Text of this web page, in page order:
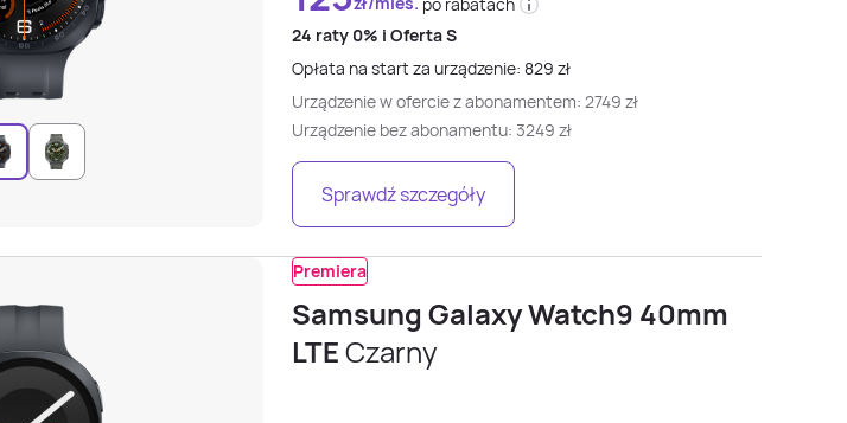
24 raty 0% i Oferta S
Opłata na start za urządzenie: 829 zł
Urządzenie w ofercie z abonamentem: 2749 zł
Urządzenie bez abonamentu: 3249 zł
Sprawdź szczegóły
Premiera
Samsung Galaxy Watch9 40mm
LTECzarny